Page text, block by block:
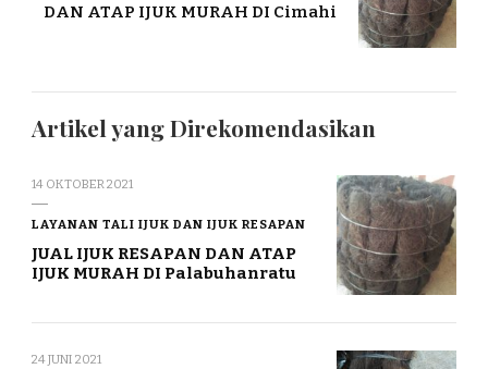
DAN ATAP IJUK MURAH DI Cimahi
Artikel yang Direkomendasikan
14 OKTOBER 2021
LAYANAN TALI IJUK DAN IJUK RESAPAN
JUAL IJUK RESAPAN DAN ATAP
IJUK MURAH DI Palabuhanratu
24 JUNI 2021